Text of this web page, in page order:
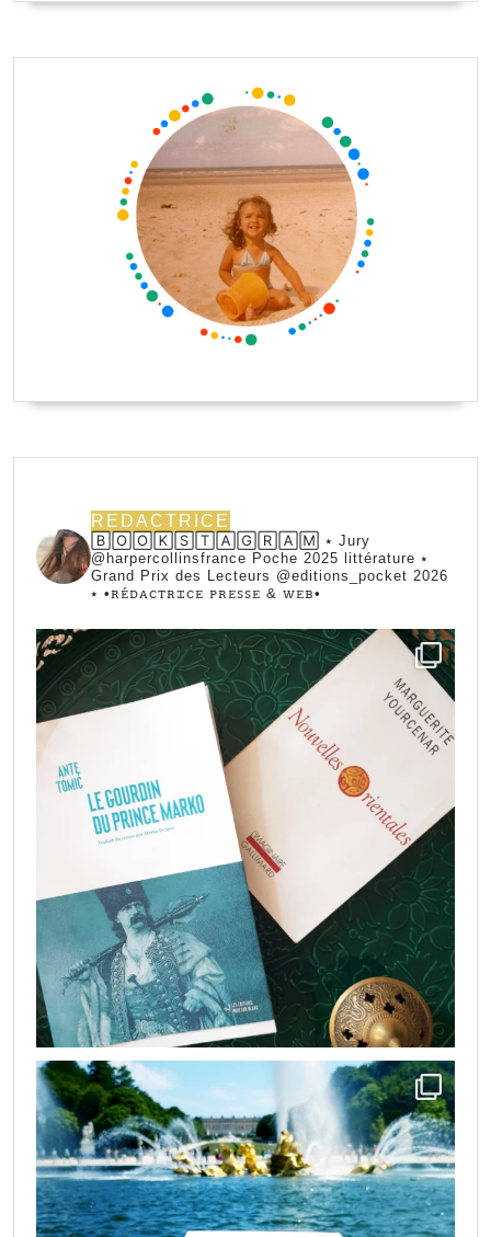
REDACTRICE
🄱🄾🄾🄺🅂🅃🄰🄶🅁🄰🄼 ⭑ Jury
@harpercollinsfrance Poche 2025 littérature ⭑
Grand Prix des Lecteurs @editions_pocket 2026
⭑ •ꭱꭼ́ꭰꭺꮯꭲꭱꮖꮯꭼ ꮲꭱꭼꮪꮪꭼ & ꮃꭼᏼ•